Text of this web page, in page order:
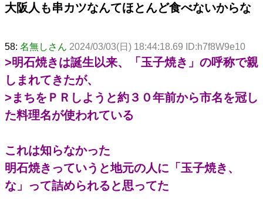
大阪人も串カツなんてほとんど食べないからな
58: 名無しさん 2024/03/03(日) 18:44:18.69 ID:h7f8W9e10
>明石焼きは誕生以来、「玉子焼き」の呼称で親
しまれてきたが、
>まちをＰＲしようと約３０年前から市名を冠し
た料理名が使われている
これは知らなかった
明石焼きっていうと地元の人に「玉子焼き、
な」って詰められると思ってた